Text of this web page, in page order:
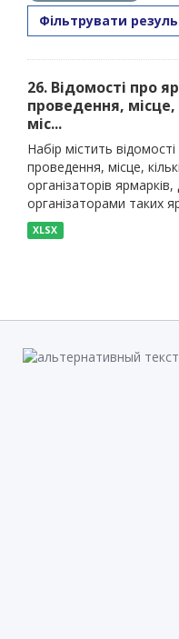
Фільтрувати
26. Відомості про
проведення, місце,
міс...
Набір містить
проведення, місце,
організаторів
організаторами таких
XLSX